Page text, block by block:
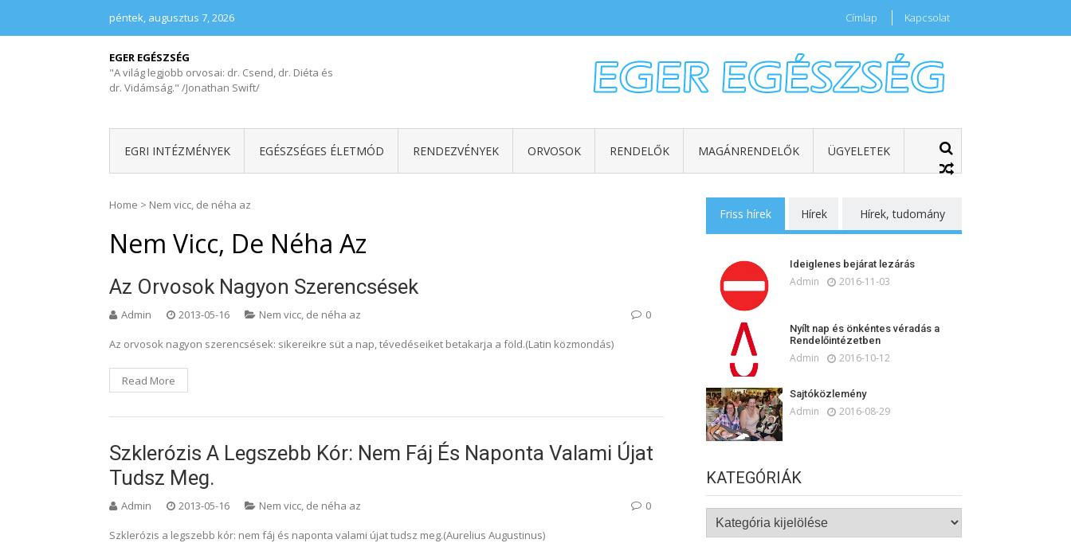
péntek, augusztus 7, 2026 Címlap Kapcsolat
EGER EGÉSZSÉG
"A világ legjobb orvosai: dr. Csend, dr. Diéta és
dr. Vidámság." /Jonathan Swift/
EGRI INTÉZMÉNYEK EGÉSZSÉGES ÉLETMÓD RENDEZVÉNYEK ORVOSOK RENDELŐK MAGÁNRENDELŐK ÜGYELETEK
Home > Nem vicc, de néha az
Nem Vicc, De Néha Az
Az Orvosok Nagyon Szerencsések
Admin 2013-05-16 Nem vicc, de néha az 0
Az orvosok nagyon szerencsések: sikereikre süt a nap, tévedéseiket betakarja a föld.(Latin közmondás)
Read More
Szklerózis A Legszebb Kór: Nem Fáj És Naponta Valami Újat
Tudsz Meg.
Admin 2013-05-16 Nem vicc, de néha az 0
Szklerózis a legszebb kór: nem fáj és naponta valami újat tudsz meg.(Aurelius Augustinus)
Friss hírek Hírek Hírek, tudomány
Ideiglenes bejárat lezárás
Admin 2016-11-03
Nyílt nap és önkéntes véradás a
Rendelőintézetben
Admin 2016-10-12
Sajtóközlemény
Admin 2016-08-29
KATEGÓRIÁK
Kategóriák